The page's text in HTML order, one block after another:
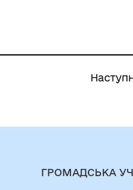
ГРОМАДСЬКА